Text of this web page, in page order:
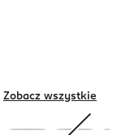
Zobacz wszystkie